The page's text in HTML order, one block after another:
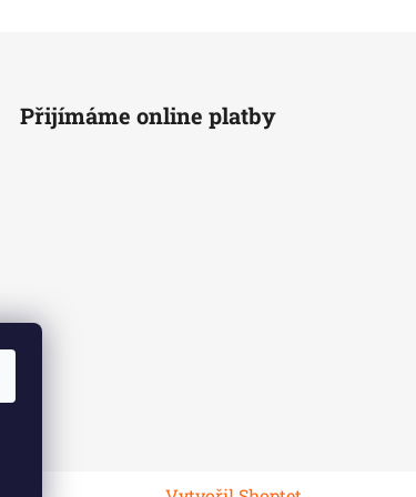
Přijímáme online platby